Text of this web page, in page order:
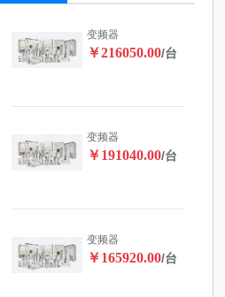
变频器
￥216050.00/台
变频器
￥191040.00/台
变频器
￥165920.00/台